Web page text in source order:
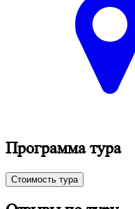
Программа тура
Стоимость тура